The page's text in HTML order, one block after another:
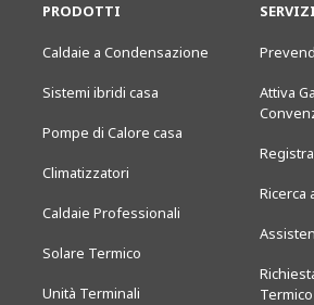
PRODOTTI
Caldaie a Condensazione
Sistemi ibridi casa
Pompe di Calore casa
Climatizzatori
Caldaie Professionali
Solare Termico
Unità Terminali
SERVIZI
Attiva
Ricerca
Termico